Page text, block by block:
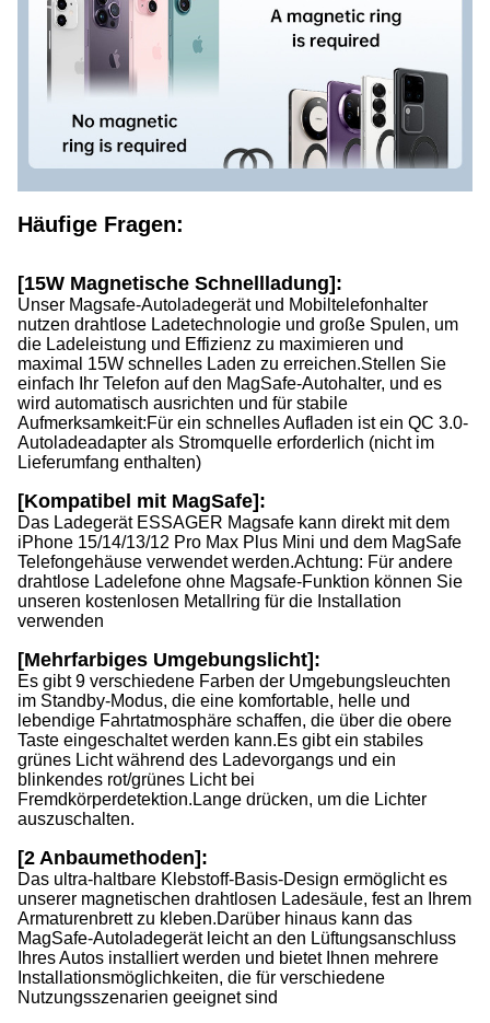
Häufige Fragen:
[15W Magnetische Schnellladung]:
Unser Magsafe-Autoladegerät und Mobiltelefonhalter
nutzen drahtlose Ladetechnologie und große Spulen, um
die Ladeleistung und Effizienz zu maximieren und
maximal 15W schnelles Laden zu erreichen.Stellen Sie
einfach Ihr Telefon auf den MagSafe-Autohalter, und es
wird automatisch ausrichten und für stabile
Aufmerksamkeit:Für ein schnelles Aufladen ist ein QC 3.0-
Autoladeadapter als Stromquelle erforderlich (nicht im
Lieferumfang enthalten)
[Kompatibel mit MagSafe]:
Das Ladegerät ESSAGER Magsafe kann direkt mit dem
iPhone 15/14/13/12 Pro Max Plus Mini und dem MagSafe
Telefongehäuse verwendet werden.Achtung: Für andere
drahtlose Ladelefone ohne Magsafe-Funktion können Sie
unseren kostenlosen Metallring für die Installation
verwenden
[Mehrfarbiges Umgebungslicht]:
Es gibt 9 verschiedene Farben der Umgebungsleuchten
im Standby-Modus, die eine komfortable, helle und
lebendige Fahrtatmosphäre schaffen, die über die obere
Taste eingeschaltet werden kann.Es gibt ein stabiles
grünes Licht während des Ladevorgangs und ein
blinkendes rot/grünes Licht bei
Fremdkörperdetektion. Lange drücken, um die Lichter
auszuschalten.
[2 Anbaumethoden]:
Das ultra-haltbare Klebstoff-Basis-Design ermöglicht es
unserer magnetischen drahtlosen Ladesäule, fest an Ihrem
Armaturenbrett zu kleben.Darüber hinaus kann das
MagSafe-Autoladegerät leicht an den Lüftungsanschluss
Ihres Autos installiert werden und bietet Ihnen mehrere
Installationsmöglichkeiten, die für verschiedene
Nutzungsszenarien geeignet sind